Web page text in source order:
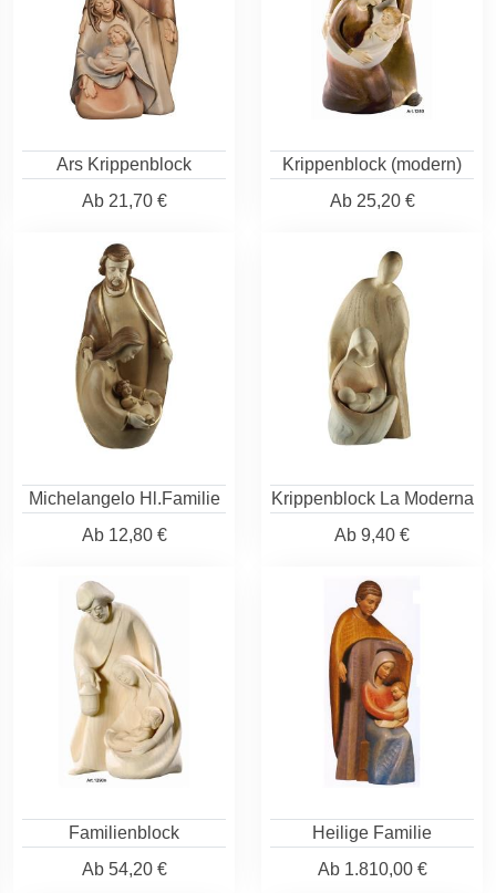
Ars Krippenblock
Ab21,70 €
Krippenblock (modern)
Ab25,20 €
Michelangelo Hl.Familie
Ab12,80 €
Krippenblock La Moderna
Ab 9,40 €
Familienblock
Ab54,20 €
Heilige Familie
Ab1.810,00 €